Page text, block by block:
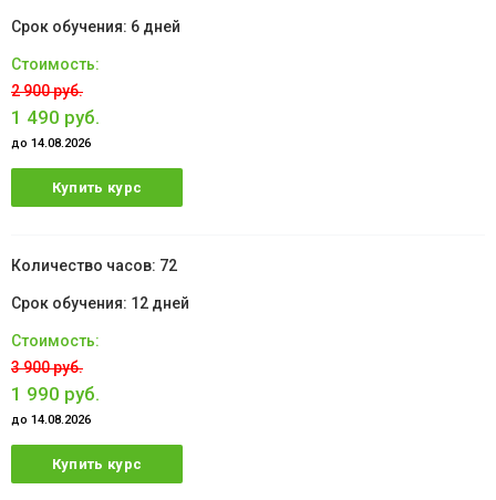
6 дней
2 900 руб.
1 490 руб.
до 14.08.2026
Купить курс
72
12 дней
3 900 руб.
1 990 руб.
до 14.08.2026
Купить курс